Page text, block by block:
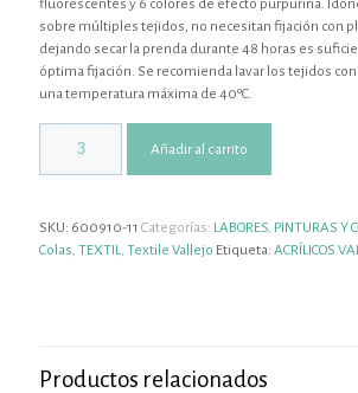
fluorescentes y 6 colores de efecto purpurina.
sobre múltiples tejidos, no necesitan fijación con
dejando secar la prenda durante 48 horas es
óptima fijación. Se recomienda lavar los tejidos
una temperatura máxima de 40ºC.
Añadir al carrito
SKU: 600910-11 Categorías: LABORES PINTURAS Y
Colas TEXTIL Textile Vallejo Etiqueta: ACRÍLICOS
Productos relacionados